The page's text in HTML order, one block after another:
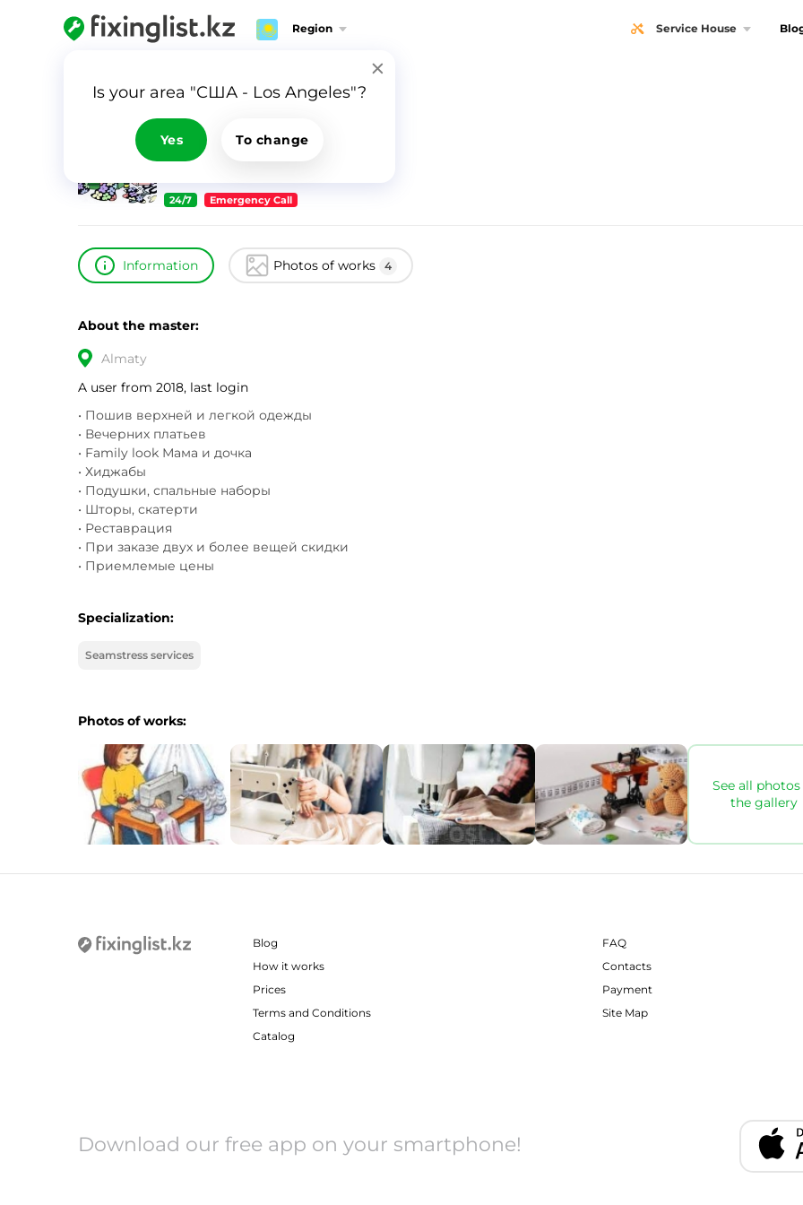
Region Service House
Is your area "США - Los Angeles"?
Yes To change
16417
24/7 Emergency Call
Information Photos of works 4
About the master:
Almaty
A user from 2018, last login
• Пошив верхней и легкой одежды
• Вечерних платьев
• Family look Мама и дочка
• Хиджабы
• Подушки, спальные наборы
• Шторы, скатерти
• Реставрация
• При заказе двух и более вещей скидки
• Приемлемые цены
Specialization:
Seamstress services
Photos of works:
See all
the gallery
Blog
FAQ
How it works
Contacts
Prices
Payment
Terms and Conditions
Site Map
Catalog
Download our free app on your smartphone!